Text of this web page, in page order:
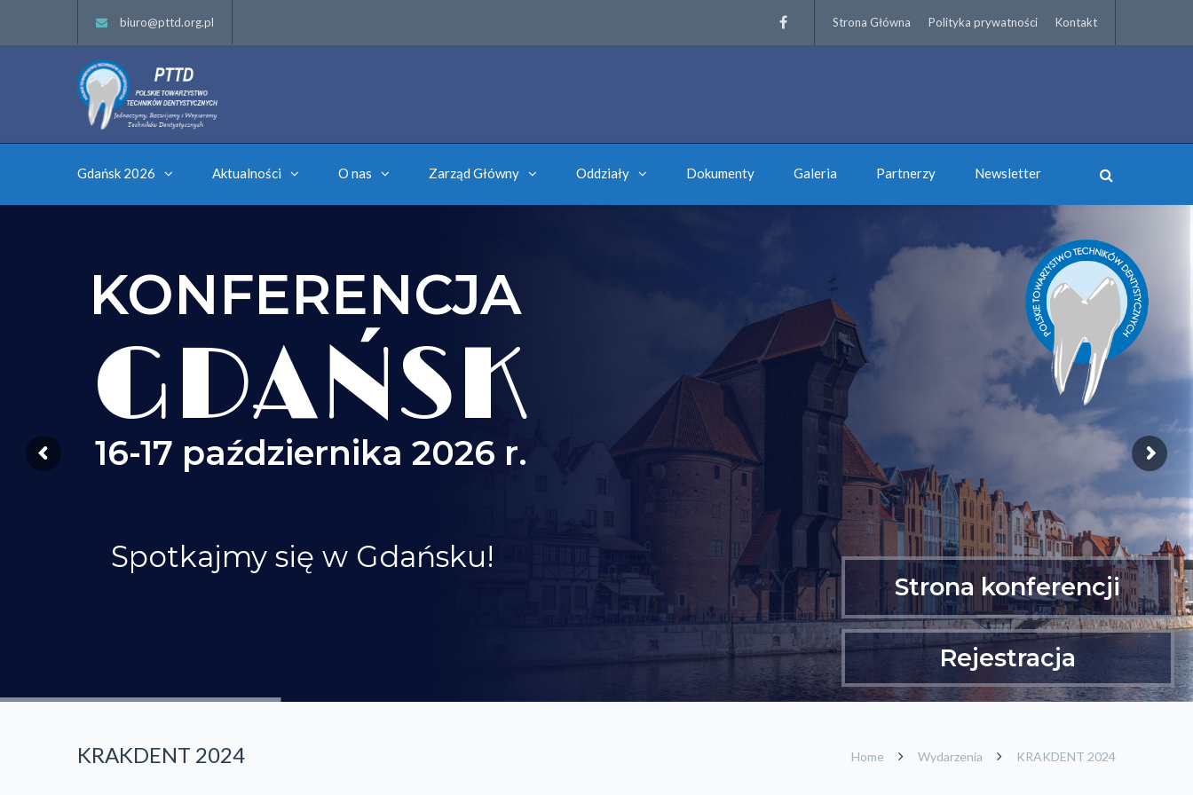
biuro@pttd.org.pl Strona Główna Polityka prywatności Kontakt
Gdańsk 2026 Aktualności O nas Zarząd Główny Oddziały Dokumenty Galeria Partnerzy Newsletter
KONFERENCJA
GDAŃSK
16-17 października 2026 r.
Spotkajmy się w Gdańsku!
Strona konferencji
Rejestracja
KRAKDENT 2024 Home Wydarzenia KRAKDENT 2024